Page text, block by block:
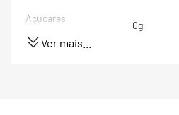
Açúcares
0g
Ver mais...